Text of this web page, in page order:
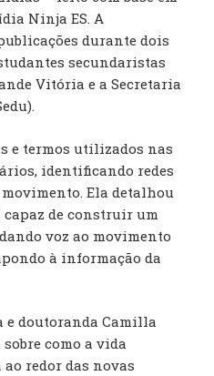
Ninja ES. A
durante dois
secundaristas
Vitória e a Secretaria
e termos utilizados nas
identificando redes
Ela detalhou
de construir um
voz ao movimento
à informação da
e doutoranda Camilla
como a vida
redor das novas